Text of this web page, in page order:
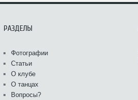
РАЗДЕЛЫ
Фотографии
Статьи
О клубе
О танцах
Вопросы?